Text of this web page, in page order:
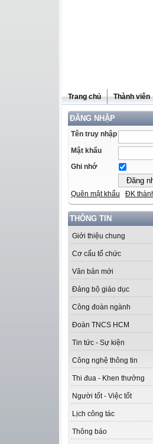
Trang chủ Thành viên
ĐĂNG NHẬP
Tên truy nhập
Mật khẩu
Ghi nhớ
Quên mật khẩu ĐK
THÔNG TIN
Giới thiệu chung
Cơ cấu tổ chức
Văn bản mới
Đảng bộ giáo dục
Công đoàn ngành
Đoàn TNCS HCM
Tin tức - Sự kiện
Công nghệ thông tin
Thi đua - Khen thưởng
Người tốt - Việc tốt
Lịch công tác
Thông báo